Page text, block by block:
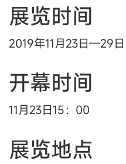
展览时间
2019年11月23日—29日
开幕时间
11月23日15：00
展览地点